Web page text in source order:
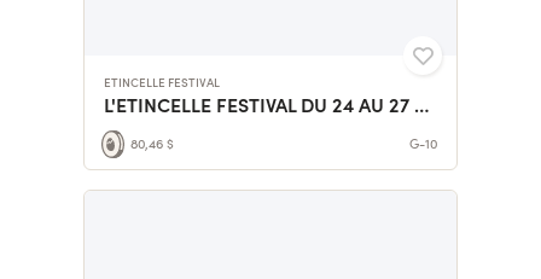
ETINCELLE FESTIVAL
L'ETINCELLE FESTIVAL DU 24 AU 27 SEPTEMBRE 2026 EN SAVOIE
80,46 $ G-10